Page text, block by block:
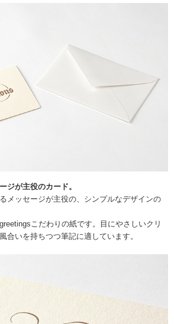
ジが主役のカード。
メッセージが主役の、シンプルなデザインの
こだわりの紙です。目にやさしいクリ
合いを持ちつつ筆記に適しています。